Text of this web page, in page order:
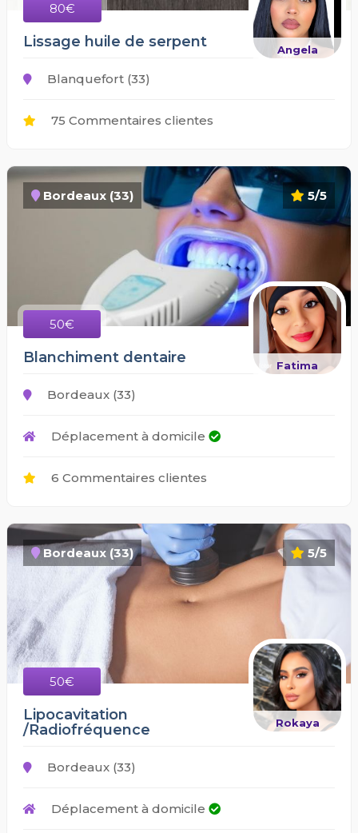
80€
Angela
Lissage huile de serpent
Blanquefort (33)
75 Commentaires clientes
5/5
Bordeaux (33)
50€
Fatima
Blanchiment dentaire
Bordeaux (33)
Déplacement à domicile
6 Commentaires clientes
5/5
Bordeaux (33)
50€
Rokaya
Lipocavitation
/Radiofréquence
Bordeaux (33)
Déplacement à domicile